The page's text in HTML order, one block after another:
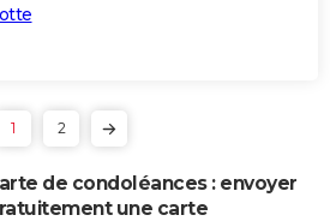
1 2
de condoléances : envoyer
une carte